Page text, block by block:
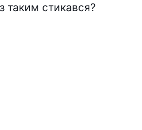
таким стикався?